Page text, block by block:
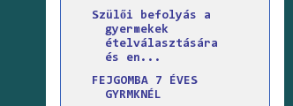
Szülői befolyás a
gyermekek
ételválasztására
és en...
FEJGOMBA 7 ÉVES
GYRMKNÉL